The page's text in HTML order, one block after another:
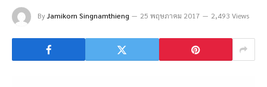
ByJamikorn Singnamthieng 25 พฤษภาคม 2017 2,493 Views